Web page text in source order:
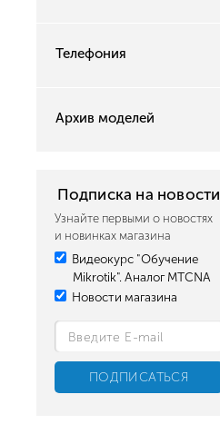
Телефония
Архив моделей
Подписка на новости
Узнайте первыми о новостях
и новинках магазина
Видеокурс "Обучение
Mikrotik". Аналог MTCNA
Новости магазина